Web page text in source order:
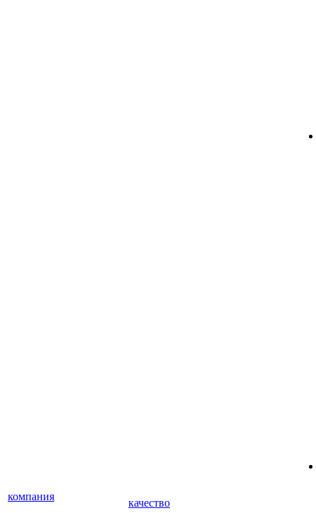
компания
качество